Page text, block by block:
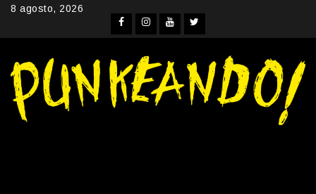
Skip8 agosto, 2026
Facebook
Instagram
YouTubeTwitter